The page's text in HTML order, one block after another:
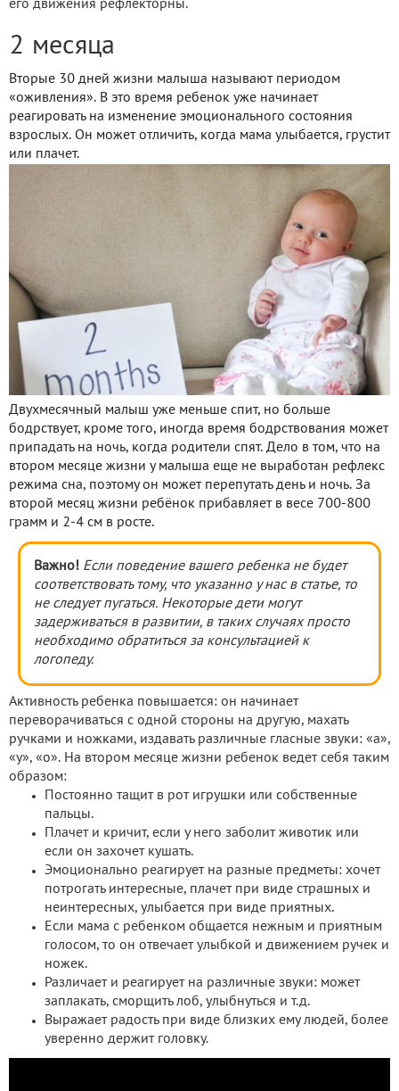
его движения рефлекторны.
2 месяца
Вторые 30 дней жизни малыша называют периодом
«оживления». В это время ребенок уже начинает
реагировать на изменение эмоционального состояния
взрослых. Он может отличить, когда мама улыбается, грустит
или плачет.
Двухмесячный малыш уже меньше спит, но больше
бодрствует, кроме того, иногда время бодрствования может
припадать на ночь, когда родители спят. Дело в том, что на
втором месяце жизни у малыша еще не выработан рефлекс
режима сна, поэтому он может перепутать день и ночь. За
второй месяц жизни ребёнок прибавляет в весе 700-800
грамм и 2-4 см в росте.
Важно! Если поведение вашего ребенка не будет
соответствовать тому, что указанно у нас в статье, то
не следует пугаться. Некоторые дети могут
задерживаться в развитии, в таких случаях просто
необходимо обратиться за консультацией к
логопеду.
Активность ребенка повышается: он начинает
переворачиваться с одной стороны на другую, махать
ручками и ножками, издавать различные гласные звуки: «а»,
«у», «о». На втором месяце жизни ребенок ведет себя таким
образом:
Постоянно тащит в рот игрушки или собственные
пальцы.
Плачет и кричит, если у него заболит животик или
если он захочет кушать.
Эмоционально реагирует на разные предметы: хочет
потрогать интересные, плачет при виде страшных и
неинтересных, улыбается при виде приятных.
Если мама с ребенком общается нежным и приятным
голосом, то он отвечает улыбкой и движением ручек и
ножек.
Различает и реагирует на различные звуки: может
заплакать, сморщить лоб, улыбнуться и т.д.
Выражает радость при виде близких ему людей, более
уверенно держит головку.